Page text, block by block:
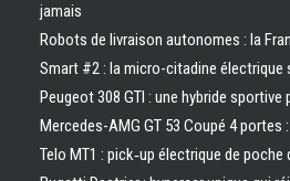
jamais
Robots de livraison autonomes : la
Smart #2 : la micro-citadine électrique
Peugeot 308 GTI : une hybride
Mercedes-AMG GT 53 Coupé 4
Telo MT1 : pick‑up électrique de